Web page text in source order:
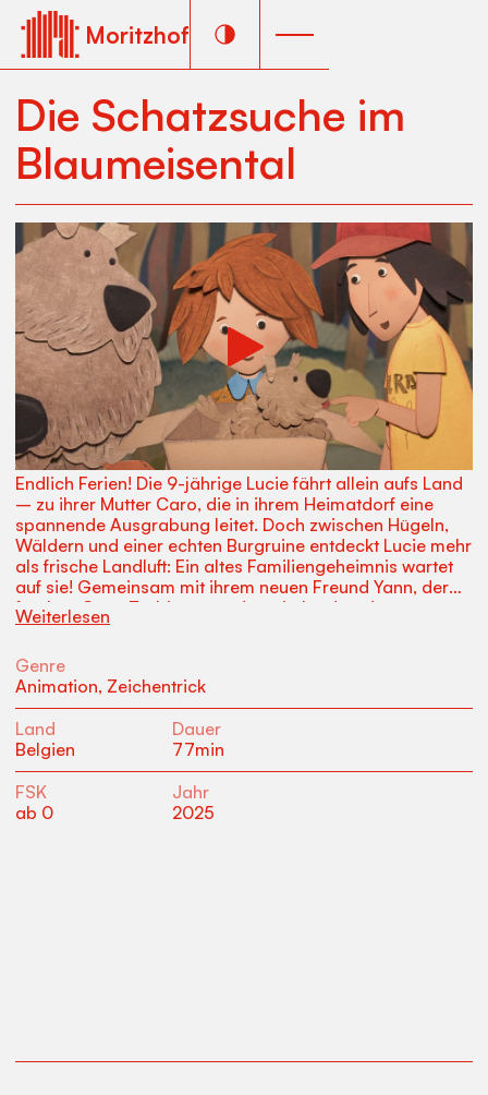
Moritzhof
Die Schatzsuche im
Blaumeisental
Endlich Ferien! Die 9-jährige Lucie fährt allein aufs Land
– zu ihrer Mutter Caro, die in ihrem Heimatdorf eine
spannende Ausgrabung leitet. Doch zwischen Hügeln,
Wäldern und einer echten Burgruine entdeckt Lucie mehr
als frische Landluft: Ein altes Familiengeheimnis wartet
auf sie! Gemeinsam mit ihrem neuen Freund Yann, der
frechen Gans Zerbinette und zwei plaudernden
Blaumeisen stürzt sie sich kopfüber in ein aufregendes
verlassenen Wohnwagen am Waldrand steckt ihre
Schatzsuche voller Rätsel und
Überraschungen.Wunderschön animiert, mit viel Witz
und Gefühlt erzählt und voller süßer Tiere, basierend auf
eigenen Erlebnissen der Regisseurin. Auch schon für
kleine Kinder ein Erlebnis.
Weiterlesen
Genre
Animation, Zeichentrick
Land
Dauer
Belgien
77min
FSK
Jahr
ab 0
2025